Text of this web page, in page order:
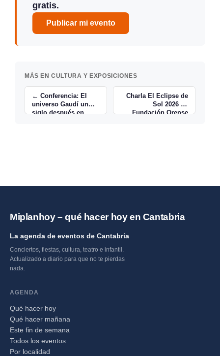
gratis.
Publicar mi evento
MÁS EN CULTURA Y EXPOSICIONES
← Conferencia: El
universo Gaudí un
siglo después en
Charla El Eclipse de
Sol 2026 en
Fundación Orense
Miplanhoy – qué hacer hoy en Cantabria
La agenda de eventos de Cantabria
Conciertos, fiestas, cultura, teatro e infantil.
Actualizado a diario para que no te pierdas
nada.
AGENDA
Qué hacer hoy
Qué hacer mañana
Este fin de semana
Todos los eventos
Por localidad